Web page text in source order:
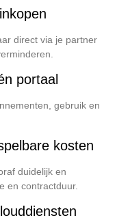
direct via je partner
portaal
gebruik en
kosten
duidelijk en
en contractduur.